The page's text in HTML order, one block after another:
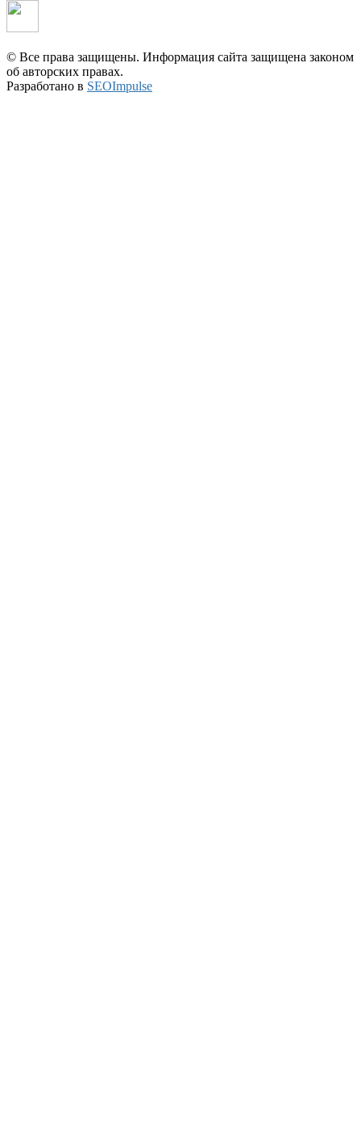
© Все права защищены. Информация сайта защищена законом
об авторских правах.
Разработано в SEOImpulse